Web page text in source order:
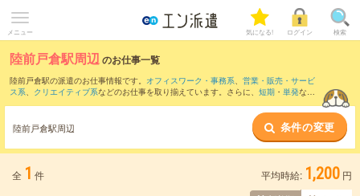
メニュー 気になる! ログイン 検索
陸前戸倉駅周辺のお仕事一覧
陸前戸倉駅の派遣のお仕事情報です。 オフィスワーク・事務系、 営業・販売・サービ
ス系、 クリエイティブ系などのお仕事を取り揃えています。さらに、 短期 ・ 単発など
また、柳津(宮城県)駅
など近隣駅のお仕事も
ご確認いただけます。
陸前戸倉駅周辺 条件の変更
全 1 件 平均時給: 1,200 円